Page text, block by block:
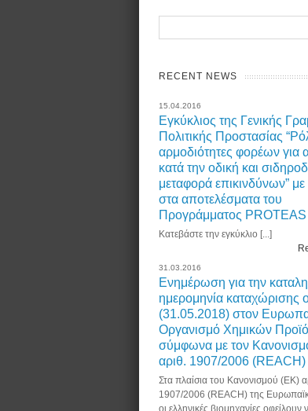
RECENT NEWS
15.04.2016
Εγκύκλιος της Γενικής
Πολιτικής Προστασίας
αρμοδιότητες φορέων για
κατά την οδική και
μεταφορά επικινδύνων”
στα αποτελέσματα του
Προγράμματος PROTEAS
Κατεβάστε την εγκύκλιο [...]
31.03.2016
Ενημέρωση για την
ημερομηνία καταχώρισης
(31.05.2018) στον
Οργανισμό Χημικών
σύμφωνα με τον
αριθ. 1907/2006 (REACH)
Στα πλαίσια του Κανονισμού (ΕΚ)
1907/2006 (REACH) της
οι ελληνικές βιομηχανίες οφείλουν